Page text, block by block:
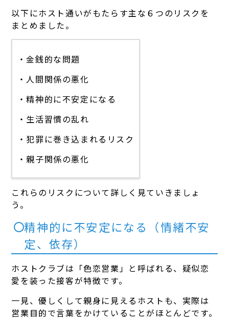
以下にホスト通いがもたらす主な６つのリスクを
まとめました。
・金銭的な問題
・人間関係の悪化
・精神的に不安定になる
・生活習慣の乱れ
・犯罪に巻き込まれるリスク
・親子関係の悪化
これらのリスクについて詳しく見ていきましょ
う。
精神的に不安定になる（情緒不安
定、依存）
ホストクラブは「色恋営業」と呼ばれる、疑似恋
愛を装った接客が特徴です。
一見、優しくして親身に見えるホストも、実際は
営業目的で言葉をかけていることがほとんどです。